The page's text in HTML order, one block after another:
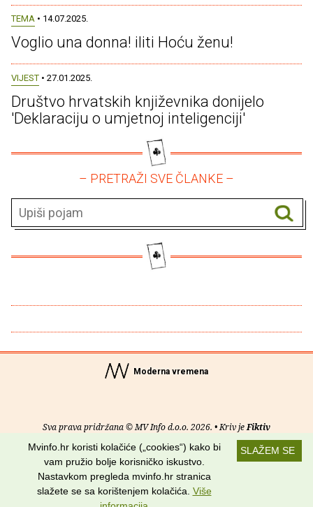
TEMA • 14.07.2025.
Voglio una donna! iliti Hoću ženu!
VIJEST • 27.01.2025.
Društvo hrvatskih književnika donijelo
'Deklaraciju o umjetnoj inteligenciji'
– PRETRAŽI SVE ČLANKE –
Moderna vremena
Sva prava pridržana © MV Info d.o.o. 2026. • Kriv jeFiktiv
Uvjeti korištenja RSS kanali
Potraži nas na:
SLAŽEM SE
Mvinfo.hr koristi kolačiće („cookies“) kako bi
vam pružio bolje korisničko iskustvo.
Nastavkom pregleda mvinfo.hr stranica
slažete se sa korištenjem kolačića. Više